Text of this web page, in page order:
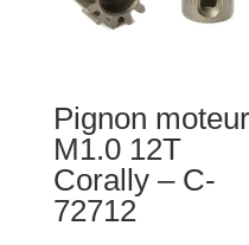
Pignon moteur
M1.0 12T
Corally – C-
72712